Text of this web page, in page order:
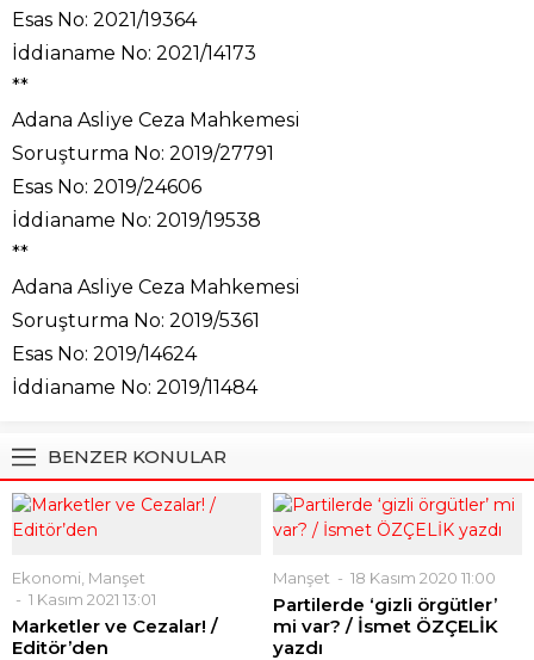
Esas No: 2021/19364
İddianame No: 2021/14173
**
Adana Asliye Ceza Mahkemesi
Soruşturma No: 2019/27791
Esas No: 2019/24606
İddianame No: 2019/19538
**
Adana Asliye Ceza Mahkemesi
Soruşturma No: 2019/5361
Esas No: 2019/14624
İddianame No: 2019/11484
BENZER KONULAR
Ekonomi Manşet
1 Kasım 2021 13:01
Marketler ve Cezalar! /
Editör’den
Manşet 18 Kasım 2020 11:00
Partilerde ‘gizli örgütler’
mi var? / İsmet ÖZÇELİK
yazdı